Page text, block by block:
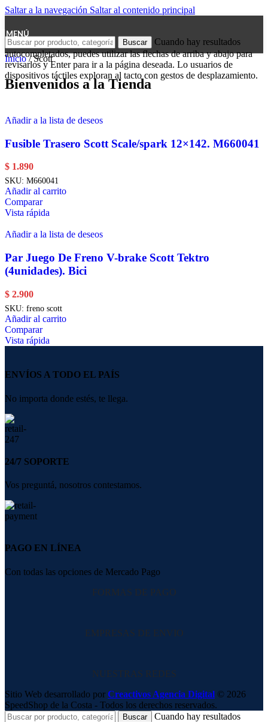
Saltar a la navegación Saltar al contenido principal
MENÚ
Buscar
Cuando hay resultados
autocompletados, puedes utilizar las flechas de arriba y abajo para
revisarlos y Enter para ir a la página deseada. Lo usuarios de
dispositivos táctiles exploran al tacto con gestos de desplazamiento.
Inicio/ Scott
Bienvenidos a la Tienda
Añadir a la lista de deseos
Fusible Trasero Scott Scale/spark 12×142. M660041
$ 1.890
SKU: M660041
Añadir al carrito
Comparar
Vista rápida
Añadir a la lista de deseos
Par Juego De Freno V-brake Scott Tektro
(4unidades). Bici
$ 2.900
SKU: freno scott
Añadir al carrito
Comparar
Vista rápida
ENVÍOS A TODO EL PAÍS
No importa donde estés, te llega.
24/7 SOPORTE
Vos preguntá, nosotros contestamos.
PAGO EN LÍNEA
Con todas las opciones de Mercado Pago
FORMAS DE PAGO
EMPRESAS DE ENVIO
NUESTRAS REDES
Sitio Web desarrollado por Creactivos Agencia Digital © 2026
SpeedShop de la Costa - Todos los derechos reservados.
Buscar
Cuando hay resultados